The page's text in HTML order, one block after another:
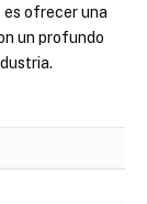
es ofrecer una
un profundo